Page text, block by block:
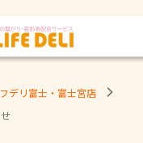
デリ富士・富士宮店